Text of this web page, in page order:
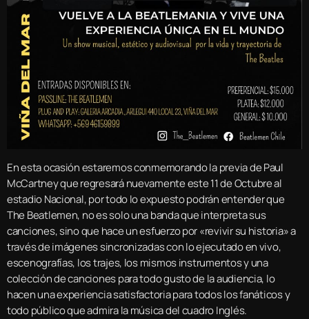
En esta ocasión estaremos conmemorando la previa de Paul
McCartney que regresará nuevamente este 11 de Octubre al
estadio Nacional, por todo lo expuesto podrán entender que
The Beatlemen, no es solo una banda que interpreta sus
canciones, sino que hace un esfuerzo por «revivir su historia» a
través de imágenes sincronizadas con lo ejecutado en vivo,
escenografías, los trajes, los mismos instrumentos y una
colección de canciones para todo gusto de la audiencia, lo
hacen una experiencia satisfactoria para todos los fanáticos y
todo público que admira la música del cuadro Inglés.